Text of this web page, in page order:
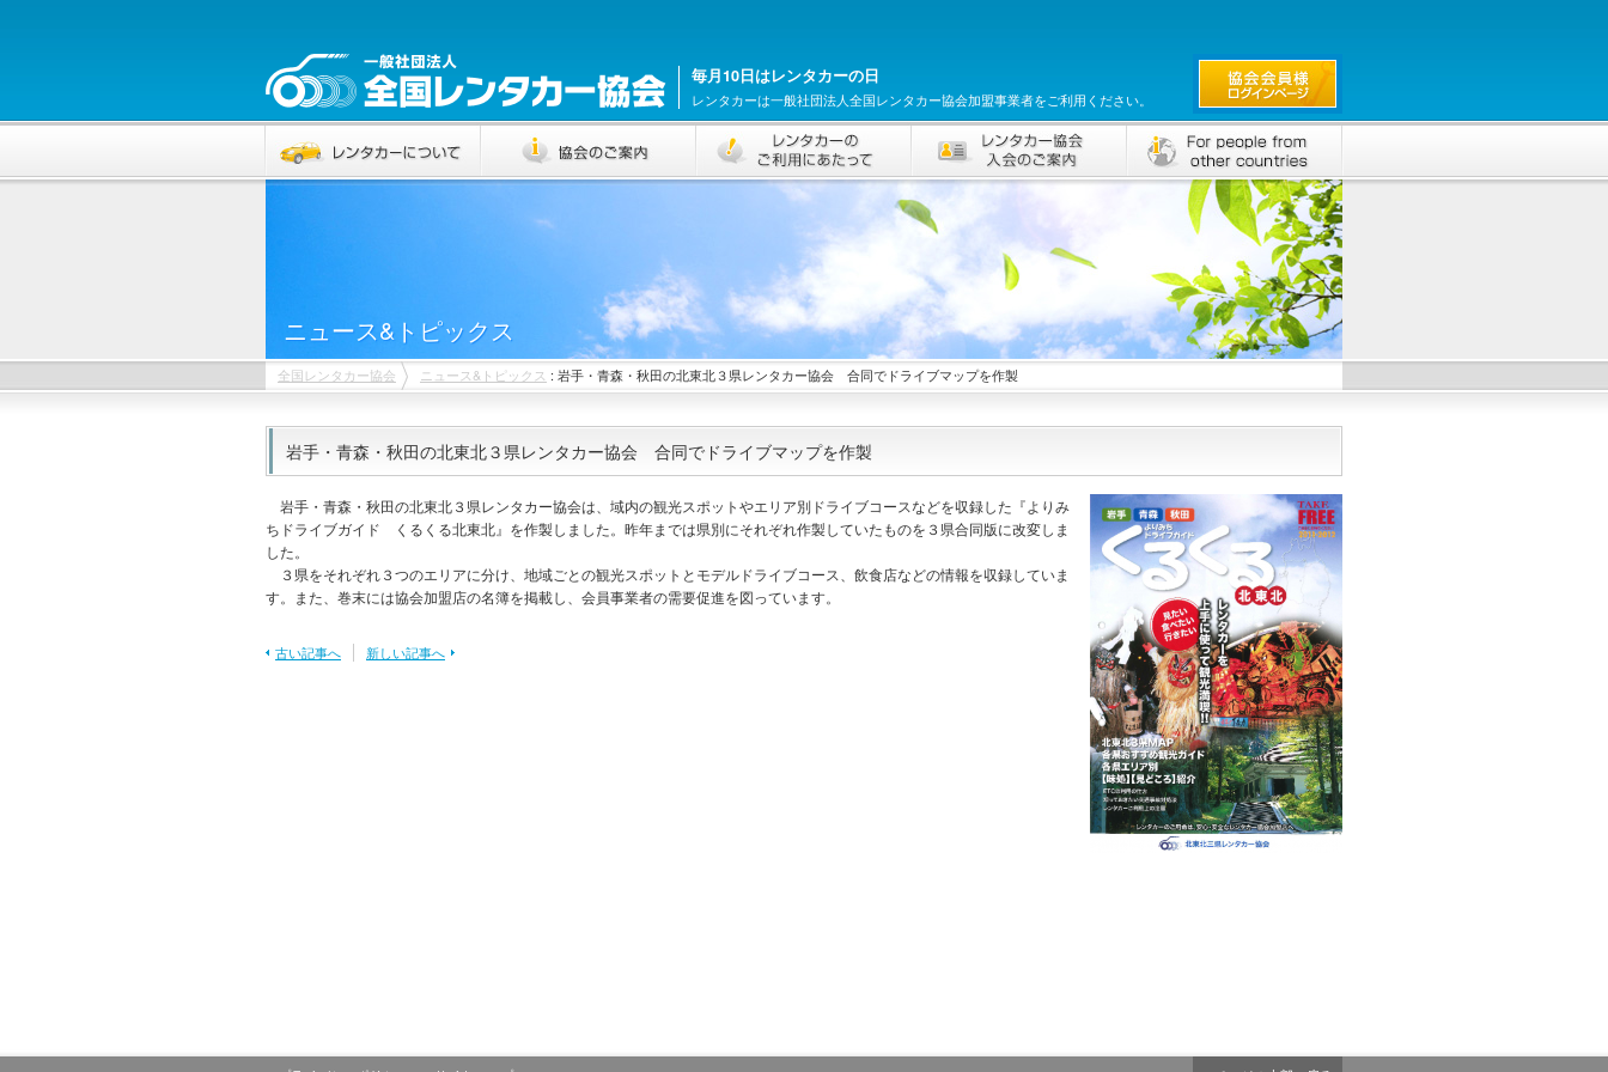
毎月10日はレンタカーの日
レンタカーは一般社団法人全国レンタカー協会加盟事業者をご利用ください。
ニュース&トピックス
全国レンタカー協会 ニュース&トピックス : 岩手・青森・秋田の北東北３県レンタカー協会 合同でドライブマップを作製
岩手・青森・秋田の北東北３県レンタカー協会 合同でドライブマップを作製
岩手・青森・秋田の北東北３県レンタカー協会は、域内の観光スポットやエリア別ドライブコースなどを収録した『よりみ
ちドライブガイド くるくる北東北』を作製しました。昨年までは県別にそれぞれ作製していたものを３県合同版に改変しま
した。
３県をそれぞれ３つのエリアに分け、地域ごとの観光スポットとモデルドライブコース、飲食店などの情報を収録していま
す。また、巻末には協会加盟店の名簿を掲載し、会員事業者の需要促進を図っています。
古い記事へ 新しい記事へ